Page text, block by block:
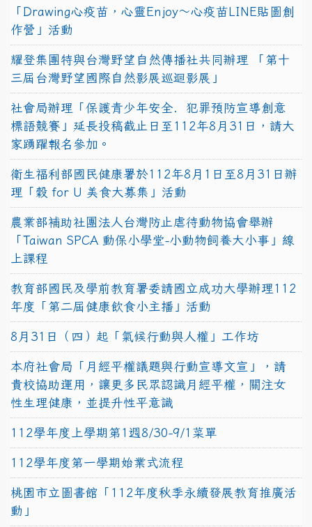
「Drawing心疫苗，心靈Enjoy〜心疫苗LINE貼圖創
作營」活動
耀登集團特與台灣野望自然傳播社共同辦理 「第十
三屆台灣野望國際自然影展巡迴影展」
社會局辦理「保護青少年安全．犯罪預防宣導創意
標語競賽」延長投稿截止日至112年8月31日，請大
家踴躍報名參加。
衛生福利部國民健康署於112年8月1日至8月31日辦
理「穀 for U 美食大募集」活動
農業部補助社團法人台灣防止虐待動物協會舉辦
「Taiwan SPCA 動保小學堂-小動物飼養大小事」線
上課程
教育部國民及學前教育署委請國立成功大學辦理112
年度「第二屆健康飲食小主播」活動
8月31日（四）起「氣候行動與人權」工作坊
本府社會局「月經平權議題與行動宣導文宣」，請
貴校協助運用，讓更多民眾認識月經平權，關注女
性生理健康，並提升性平意識
112學年度上學期第1週8/30-9/1菜單
112學年度第一學期始業式流程
桃園市立圖書館「112年度秋季永續發展教育推廣活
動」